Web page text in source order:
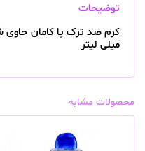
توضیحات
میلی لیتر
محصولات مشابه